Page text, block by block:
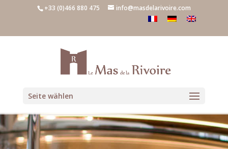
+33 (0)466 880 475 info@masdelarivoire.com
Seite wählen